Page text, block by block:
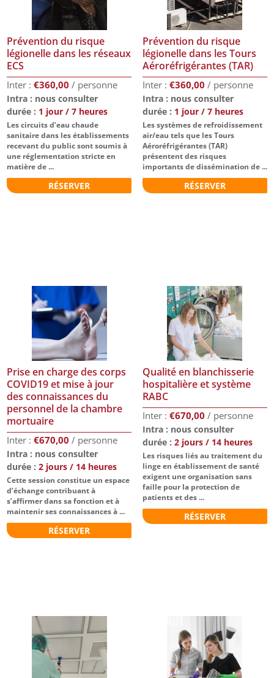
Prévention du risque
légionelle dans les réseaux
ECS
€360,00
Intra : nous consulter
durée : 1 jour / 7 heures
Les circuits d’eau chaude
sanitaire dans les établissements
recevant du public sont soumis à
une réglementation stricte en
matière de ...
RÉSERVER
Prévention du risque
légionelle dans les Tours
Aéroréfrigérantes (TAR)
€360,00
Intra : nous consulter
durée : 1 jour / 7 heures
Les systèmes de refroidissement
air/eau tels que les Tours
Aéroréfrigérantes (TAR)
présentent des risques
importants de dissémination de ...
RÉSERVER
Prise en charge des corps
COVID19 et mise à jour
des connaissances du
personnel de la chambre
mortuaire
€670,00
Intra : nous consulter
durée :2 jours / 14 heures
Cette session constitue un espace
d’échange contribuant à
s’affirmer dans sa fonction et à
maintenir ses connaissances à ...
RÉSERVER
Qualité en blanchisserie
hospitalière et système
RABC
€670,00
Intra : nous consulter
durée : 2 jours / 14 heures
Les risques liés au traitement du
linge en établissement de santé
exigent une organisation sans
faille pour la protection de
patients et des ...
RÉSERVER